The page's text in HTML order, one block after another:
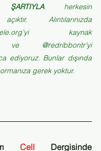
ŞARTIYLA herkesin
'yi kaynak
ve @redribbontr'yi
ediyoruz. Bunlar dışında
gerek yoktur.
Cell Dergisinde